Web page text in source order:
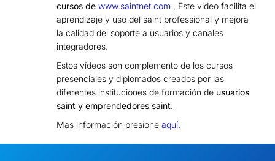
cursos de www.saintnet.com , Este video facilita el
aprendizaje y uso del saint professional y mejora
la calidad del soporte a usuarios y canales
integradores.
Estos vídeos son complemento de los cursos
presenciales y diplomados creados por las
diferentes instituciones de formación de usuarios
saint y emprendedores saint.
Mas información presione aquí.